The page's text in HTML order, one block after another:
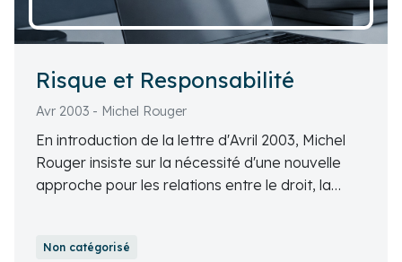
Risque et Responsabilité
Avr 2003 - Michel Rouger
En introduction de la lettre d'Avril 2003, Michel
Rouger insiste sur la nécessité d'une nouvelle
approche pour les relations entre le droit, la
aux risques émergents.
Non catégorisé